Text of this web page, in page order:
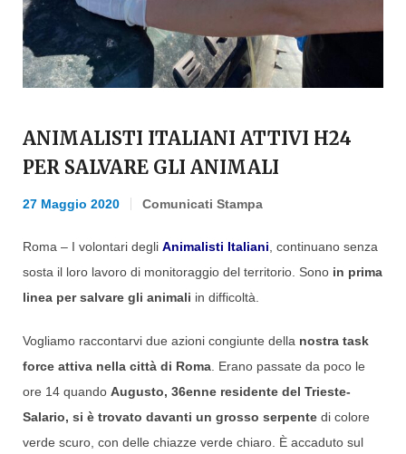
ANIMALISTI ITALIANI ATTIVI H24
PER SALVARE GLI ANIMALI
27 Maggio 2020 Comunicati Stampa
Roma – I volontari degli Animalisti Italiani , continuano senza
sosta il loro lavoro di monitoraggio del territorio. Sono in prima
linea per salvare gli animali in difficoltà.
Vogliamo raccontarvi due azioni congiunte della nostra task
force attiva nella città di Roma . Erano passate da poco le
ore 14 quando Augusto, 36enne residente del Trieste-
Salario, si è trovato davanti un grosso serpente di colore
verde scuro, con delle chiazze verde chiaro. È accaduto sul